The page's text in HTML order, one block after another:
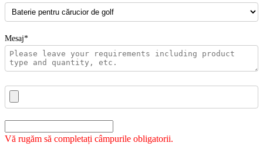
Mesaj*
Vă rugăm să completați câmpurile obligatorii.